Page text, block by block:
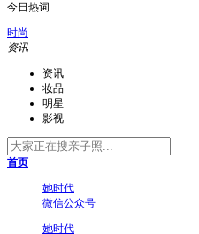
今日热词
时尚
资讯
资讯
妆品
明星
影视
首页
她时代
微信公众号
她时代